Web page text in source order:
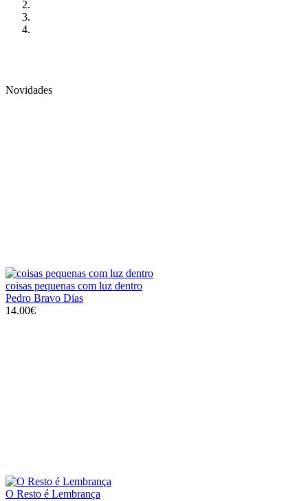
Novidades
coisas pequenas com luz dentro
Pedro Bravo Dias
14.00€
O Resto é Lembrança